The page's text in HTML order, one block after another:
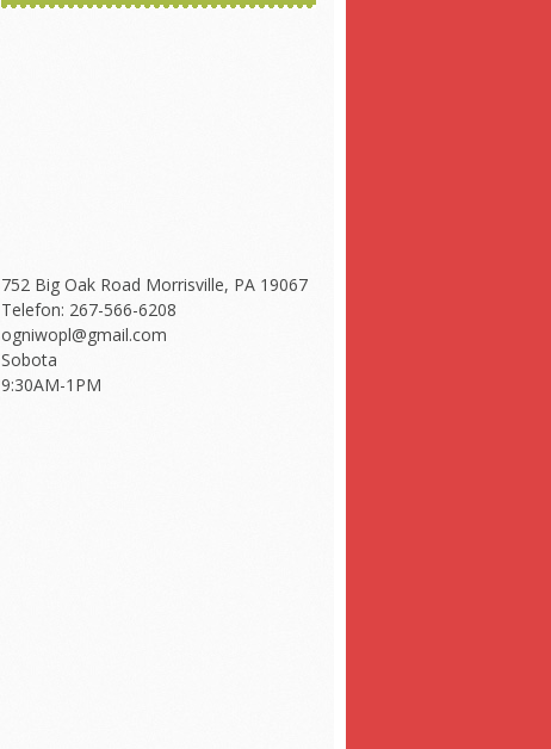
752 Big Oak Road Morrisville, PA 19067
Telefon: 267-566-6208
ogniwopl@gmail.com
Sobota
9:30AM-1PM